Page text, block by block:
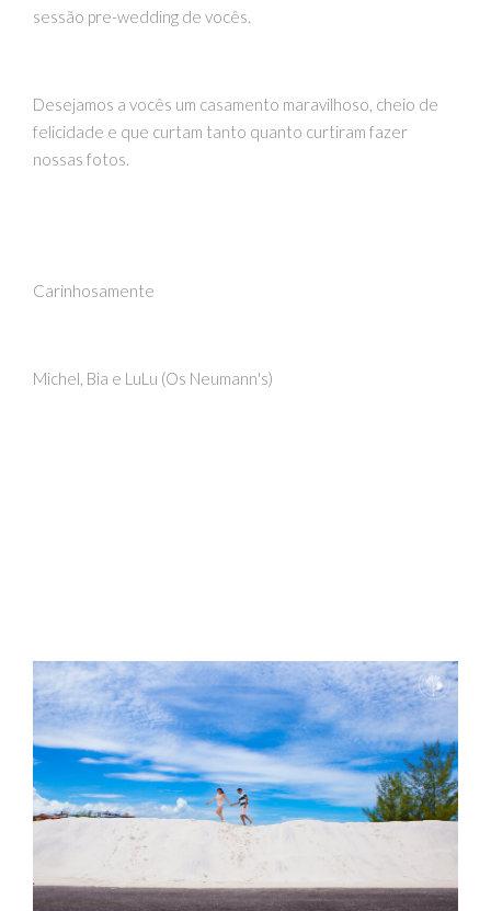
sessão pre-wedding de vocês.
Desejamos a vocês um casamento maravilhoso, cheio de
felicidade e que curtam tanto quanto curtiram fazer
nossas fotos.
Carinhosamente
Michel, Bia e LuLu (Os Neumann's)